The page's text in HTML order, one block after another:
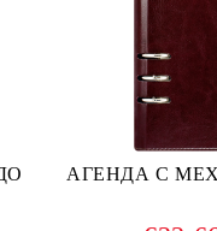
АГЕНДА С